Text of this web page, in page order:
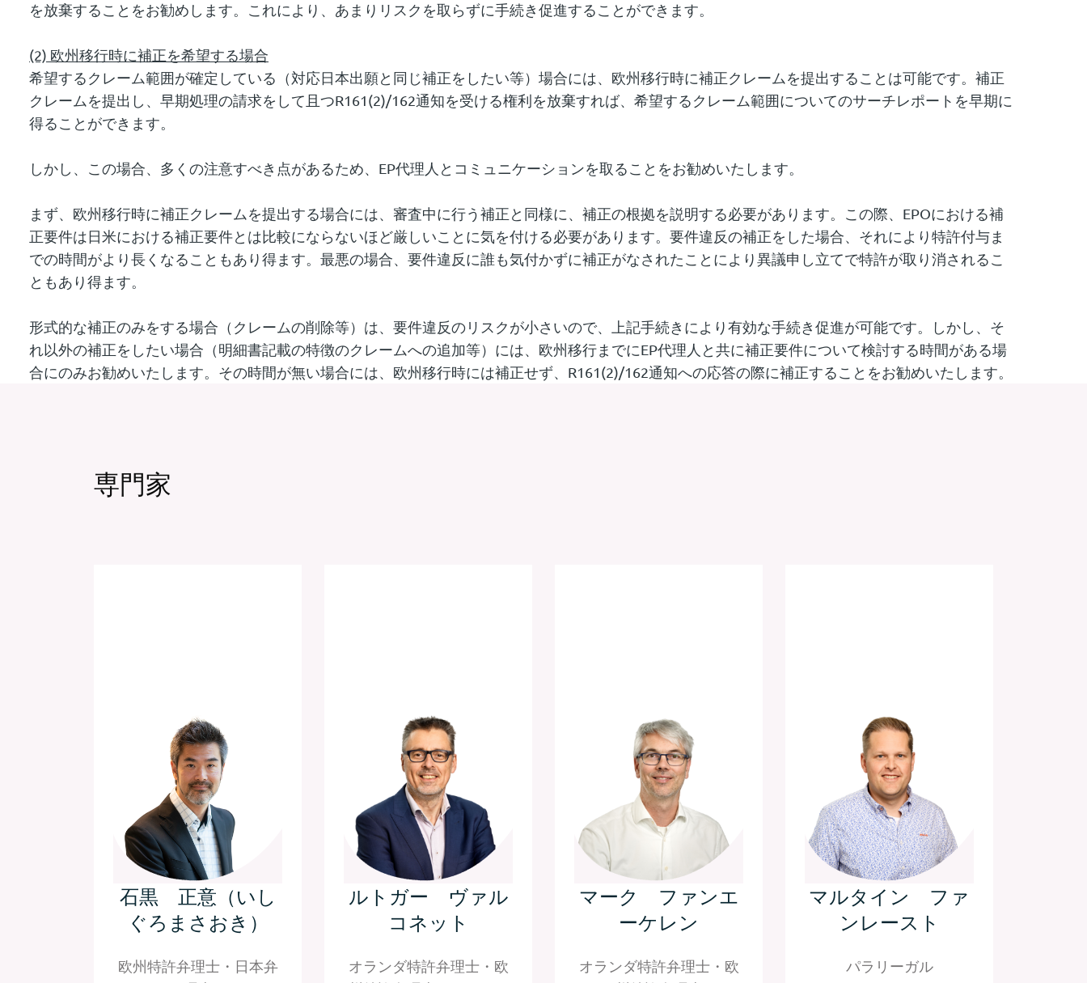
を放棄することをお勧めします。これにより、あまりリスクを取らずに手続き促進することができます。
(2) 欧州移行時に補正を希望する場合
希望するクレーム範囲が確定している（対応日本出願と同じ補正をしたい等）場合には、欧州移行時に補正クレームを提出することは可能です。補正
クレームを提出し、早期処理の請求をして且つR161(2)/162通知を受ける権利を放棄すれば、希望するクレーム範囲についてのサーチレポートを早期に
得ることができます。
しかし、この場合、多くの注意すべき点があるため、EP代理人とコミュニケーションを取ることをお勧めいたします。
まず、欧州移行時に補正クレームを提出する場合には、審査中に行う補正と同様に、補正の根拠を説明する必要があります。この際、EPOにおける補
正要件は日米における補正要件とは比較にならないほど厳しいことに気を付ける必要があります。要件違反の補正をした場合、それにより特許付与ま
での時間がより長くなることもあり得ます。最悪の場合、要件違反に誰も気付かずに補正がなされたことにより異議申し立てで特許が取り消されるこ
ともあり得ます。
形式的な補正のみをする場合（クレームの削除等）は、要件違反のリスクが小さいので、上記手続きにより有効な手続き促進が可能です。しかし、そ
れ以外の補正をしたい場合（明細書記載の特徴のクレームへの追加等）には、欧州移行までにEP代理人と共に補正要件について検討する時間がある場
合にのみお勧めいたします。その時間が無い場合には、欧州移行時には補正せず、R161(2)/162通知への応答の際に補正することをお勧めいたします。
専門家
石黒 正意（いし
ぐろまさおき）
欧州特許弁理士・日本弁
ルトガー ヴァル
コネット
オランダ特許弁理士・欧
マーク ファンエ
ーケレン
オランダ特許弁理士・欧
マルタイン ファ
ンレースト
パラリーガル